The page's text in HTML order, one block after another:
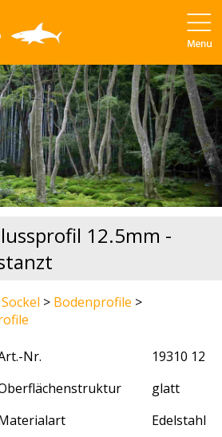
12.5mm -
> Bodenprofile >
Nr.
19310 12
glatt
Edelstahl